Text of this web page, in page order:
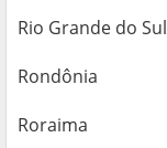
Rio Grande do Sul
Rondônia
Roraima